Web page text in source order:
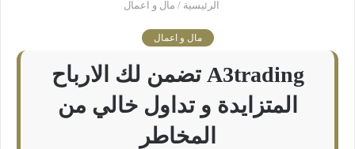
الرئيسية / مال و اعمال
مال و اعمال
A3trading تضمن لك الارباح
المتزايدة و تداول خالي من
المخاطر